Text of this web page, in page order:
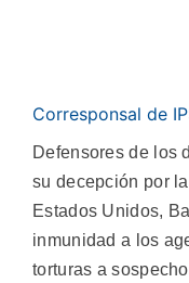
Corresponsal de
Defensores de los
su decepción por
Estados Unidos,
inmunidad a los
torturas a